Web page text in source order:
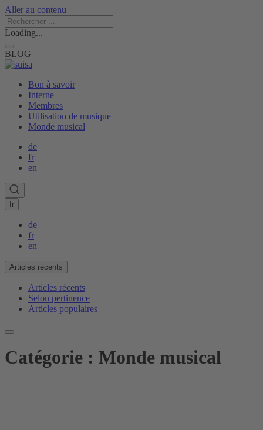
Aller au contenu
Loading...
BLOG
Bon à savoir
Interne
Membres
Utilisation de musique
Monde musical
de
fr
en
fr
de
fr
en
Articles récents
Articles récents
Selon pertinence
Articles populaires
Catégorie : Monde musical